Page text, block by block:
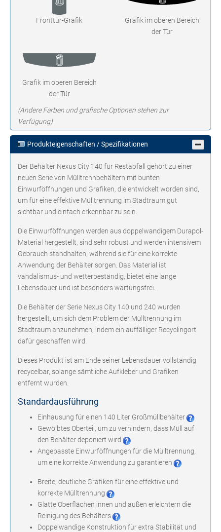
Fronttür-Grafik
Grafik im oberen Bereich
der Tür
Grafik im oberen Bereich
der Tür
(Andere Farben und grafische Optionen stehen zur
Verfügung)
Produkteigenschaften / Spezifikationen
Der Behälter Nexus City 140 für Restabfall gehört zu einer
neuen Serie von Mülltrennbehältern mit bunten
Einwurföffnungen und Grafiken, die entwickelt worden sind,
um für eine effektive Mülltrennung im Stadtraum gut
sichtbar und einfach erkennbar zu sein.
Die Einwurföffnungen werden aus doppelwandigem Durapol-
Material hergestellt, sind sehr robust und werden intensivem
Gebrauch standhalten, während sie für eine korrekte
Anwendung der Behälter sorgen. Das Material ist
vandalismus- und wetterbeständig, bietet eine lange
Lebensdauer und ist besonders wartungsfrei.
Die Behälter der Serie Nexus City 140 und 240 wurden
hergestellt, um sich dem Problem der Mülltrennung im
Stadtraum anzunehmen, indem ein auffälliger Recyclingort
dafür geschaffen wird.
Dieses Produkt ist am Ende seiner Lebensdauer vollständig
recycelbar, solange sämtliche Aufkleber und Grafiken
entfernt wurden.
Standardausführung
Einhausung für einen 140 Liter Großmüllbehälter
Gewölbtes Oberteil, um zu verhindern, dass Müll auf
den Behälter deponiert wird
Angepasste Einwurföffnungen für die Mülltrennung,
um eine korrekte Anwendung zu garantieren
Breite, deutliche Grafiken für eine effektive und
korrekte Mülltrennung
Glatte Oberflächen innen und außen erleichtern die
Reinigung des Behälters
Doppelwandige Konstruktion für extra Stabilität und